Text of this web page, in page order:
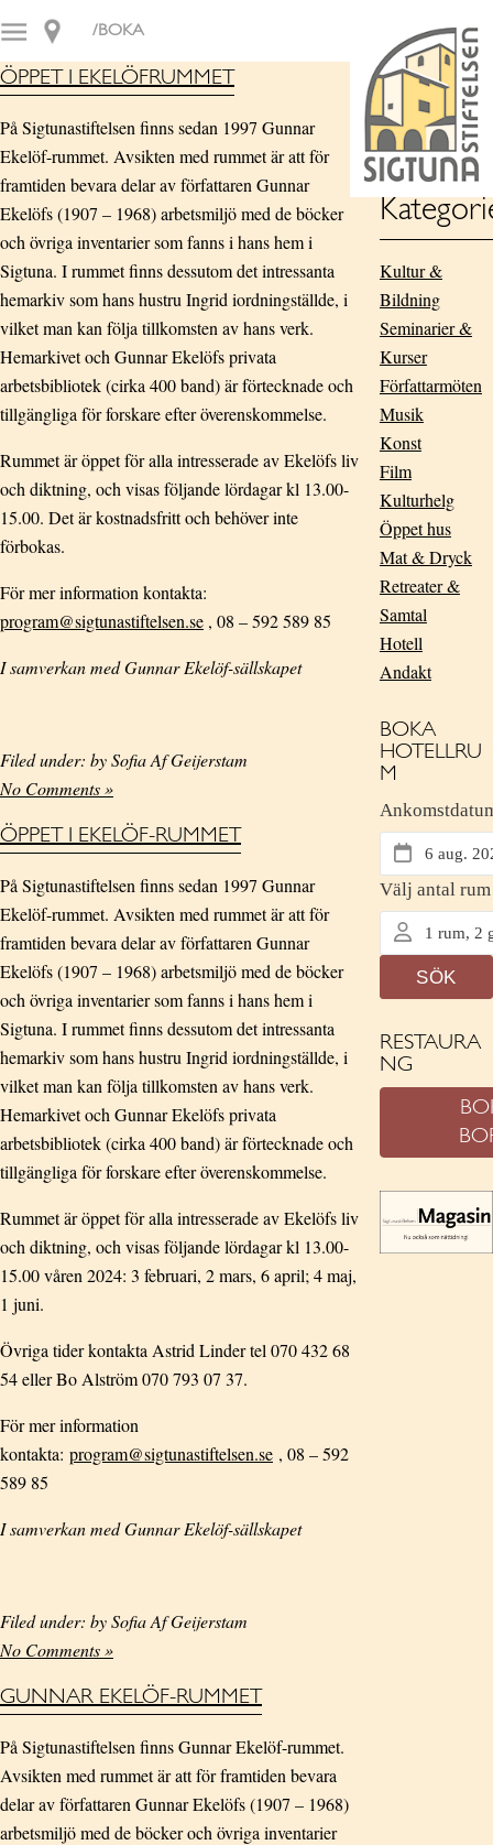
/BOKA
ÖPPET I EKELÖFRUMMET
På Sigtunastiftelsen finns sedan 1997 Gunnar
Ekelöf-rummet. Avsikten med rummet är att för
framtiden bevara delar av författaren Gunnar
Ekelöfs (1907 – 1968) arbetsmiljö med de böcker
och övriga inventarier som fanns i hans hem i
Sigtuna. I rummet finns dessutom det intressanta
hemarkiv som hans hustru Ingrid iordningställde, i
vilket man kan följa tillkomsten av hans verk.
Hemarkivet och Gunnar Ekelöfs privata
arbetsbibliotek (cirka 400 band) är förtecknade och
tillgängliga för forskare efter överenskommelse.
Rummet är öppet för alla intresserade av Ekelöfs liv
och diktning, och visas följande lördagar kl 13.00-
15.00. Det är kostnadsfritt och behöver inte
förbokas.
För mer information kontakta:
program@sigtunastiftelsen.se , 08 – 592 589 85
I samverkan med Gunnar Ekelöf-sällskapet
Filed under: by Sofia Af Geijerstam
No Comments »
ÖPPET I EKELÖF-RUMMET
På Sigtunastiftelsen finns sedan 1997 Gunnar
Ekelöf-rummet. Avsikten med rummet är att för
framtiden bevara delar av författaren Gunnar
Ekelöfs (1907 – 1968) arbetsmiljö med de böcker
och övriga inventarier som fanns i hans hem i
Sigtuna. I rummet finns dessutom det intressanta
hemarkiv som hans hustru Ingrid iordningställde, i
vilket man kan följa tillkomsten av hans verk.
Hemarkivet och Gunnar Ekelöfs privata
arbetsbibliotek (cirka 400 band) är förtecknade och
tillgängliga för forskare efter överenskommelse.
Rummet är öppet för alla intresserade av Ekelöfs liv
och diktning, och visas följande lördagar kl 13.00-
15.00 våren 2024: 3 februari, 2 mars, 6 april; 4 maj,
1 juni.
Övriga tider kontakta Astrid Linder tel 070 432 68
54 eller Bo Alström 070 793 07 37.
För mer information
kontakta: program@sigtunastiftelsen.se , 08 – 592
589 85
I samverkan med Gunnar Ekelöf-sällskapet
Filed under: by Sofia Af Geijerstam
No Comments »
GUNNAR EKELÖF-RUMMET
På Sigtunastiftelsen finns Gunnar Ekelöf-rummet.
Avsikten med rummet är att för framtiden bevara
delar av författaren Gunnar Ekelöfs (1907 – 1968)
arbetsmiljö med de böcker och övriga inventarier
Kultur &
Bildning
Seminarier &
Kurser
Författarmöten
Musik
Konst
Film
Kulturhelg
Öppet hus
Mat & Dryck
Retreater &
Samtal
Hotell
Andakt
BOKA
HOTELLRU
M
RESTAURA
NG